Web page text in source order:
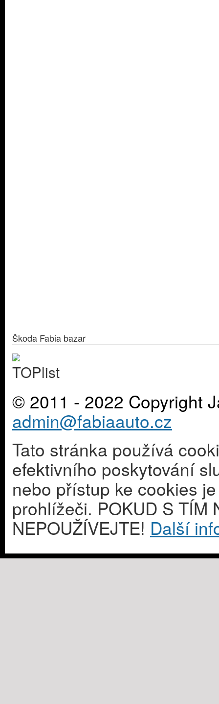
Škoda Fabia bazar
© 2011 - 2022 Copyright
admin@fabiaauto.cz
Tato stránka používá
efektivního poskytování
nebo přístup ke cookies
prohlížeči. POKUD S TÍM
NEPOUŽÍVEJTE! Další